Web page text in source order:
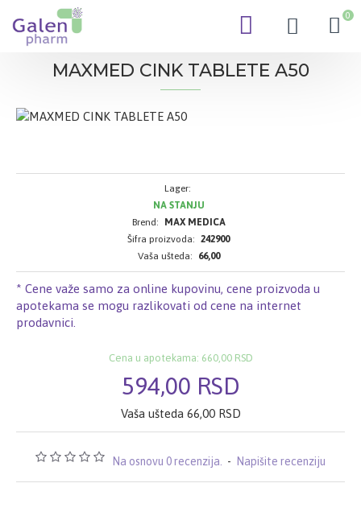
0
MAXMED CINK TABLETE A50
Na osnovu 0 recenzija. - Napišite recenziju
* Cene važe samo za online kupovinu, cene proizvoda u
apotekama se mogu razlikovati od cene na internet
prodavnici.
594,00 RSD
Cena u apotekama: 660,00 RSD
Vaša ušteda 66,00 RSD
Lager:
NA STANJU
Brend:
MAX MEDICA
Šifra proizvoda: 242900
Vaša ušteda:
66,00